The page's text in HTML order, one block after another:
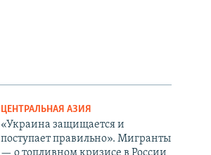
ЦЕНТРАЛЬНАЯ АЗИЯ
«Украина защищается и
поступает правильно». Мигранты
— о топливном кризисе в России